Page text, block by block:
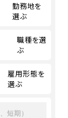
勤務地を
選ぶ
職種を選
ぶ
雇用形態を
選ぶ